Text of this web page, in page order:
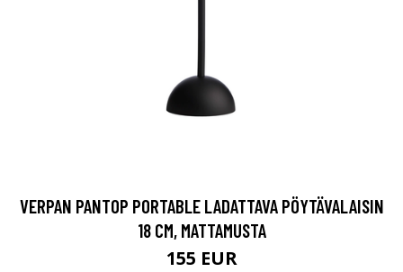
VERPAN PANTOP PORTABLE LADATTAVA PÖYTÄVALAISIN
18 CM, MATTAMUSTA
155 EUR